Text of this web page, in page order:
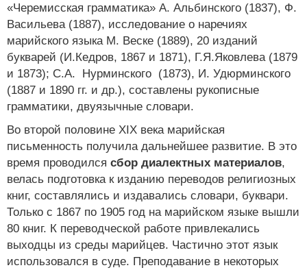
«Черемисская грамматика» А. Альбинского (1837), Ф.
Васильева (1887), исследование о наречиях
марийского языка М. Веске (1889), 20 изданий
букварей (И.Кедров, 1867 и 1871), Г.Я.Яковлева (1879
и 1873); С.А. Нурминского (1873), И. Удюрминского
(1887 и 1890 гг. и др.), составлены рукописные
грамматики, двуязычные словари.
Во второй половине ХIХ века марийская
письменность получила дальнейшее развитие. В это
время проводился сбор диалектных материалов,
велась подготовка к изданию переводов религиозных
книг, составлялись и издавались словари, буквари.
Только с 1867 по 1905 год на марийском языке вышли
80 книг. К переводческой работе привлекались
выходцы из среды марийцев. Частично этот язык
использовался в суде. Преподавание в некоторых